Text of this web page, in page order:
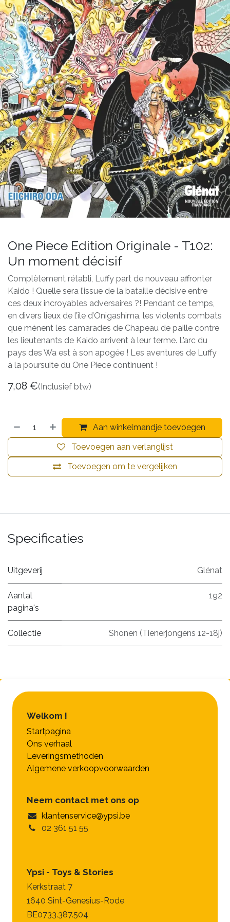
One Piece Edition Originale - T102:
Un moment décisif
Complètement rétabli, Luffy part de nouveau affronter
Kaido ! Quelle sera l’issue de la bataille décisive entre
ces deux incroyables adversaires ?! Pendant ce temps,
en divers lieux de l’île d’Onigashima, les violents combats
que mènent les camarades de Chapeau de paille contre
les lieutenants de Kaido arrivent à leur terme. L’arc du
pays des Wa est à son apogée ! Les aventures de Luffy
à la poursuite du One Piece continuent !
7,08 €(Inclusief btw)
Aan winkelmandje toevoegen
Toevoegen om te vergelijken
Toevoegen aan verlanglijst
Specificaties
Uitgeverij Glénat
Aantal
pagina's
192
Collectie Shonen (Tienerjongens 12-18j)
Welkom !
Startpagina
Ons verhaal
Leveringsmethoden
Algemene verkoopvoorwaarden
Neem contact met ons op
klantenservice@ypsi.be
02 361 51 55
Ypsi - Toys & Stories
Kerkstraat 7
1640 Sint-Genesius-Rode
BE0733.387.504